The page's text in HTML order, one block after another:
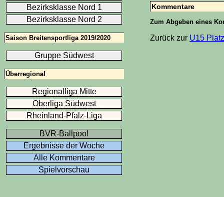
Kommentare
Zum Abgeben eines
Zurück zur U15
Bezirksklasse Nord 1
Bezirksklasse Nord 2
Saison Breitensportliga 2019/2020
Gruppe Südwest
Überregional
Regionalliga Mitte
Oberliga Südwest
Rheinland-Pfalz-Liga
BVR-Ballpool
Ergebnisse der Woche
Alle Kommentare
Spielvorschau